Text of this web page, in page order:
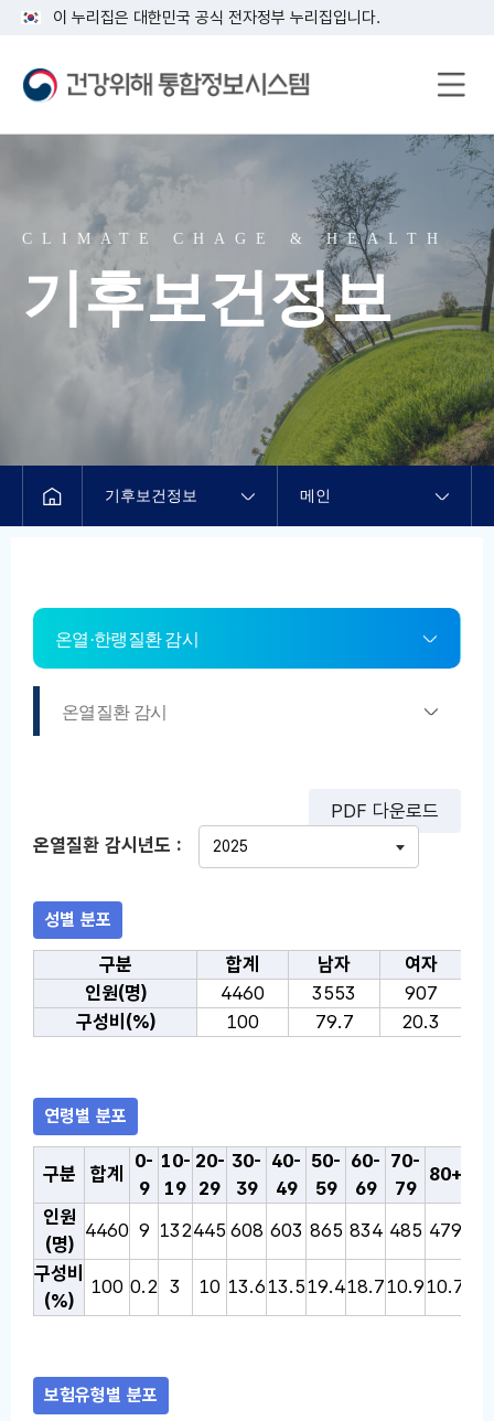
이 누리집은 대한민국 공식 전자정부 누리집입니다.
건
강
위
정
스
CLIMATE CHAGE & HEALTH
기후보건정보
기후보건정보 메인
온열·한랭질환 감시
온열질환 감시
PDF 다운로드
온열질환 감시년도 :
성별 분포
성별 분포 통계표: 온열질환 감시 통계표로, 선택한 연도의
구분 합계 남자
여자
인원(명)
4460 3553
907
구성비(%)
100 79.7 20.3
연령별 분포
연령별 분포 통계표: 온열질환 감시 통계표로, 선택한 연도의
구분 합계
0-
9
10-
19
20-
29
30-
39
40-
49
50-
59
60-
69
70-
79
80+
인원
(명)
4460 9 132445 608 603 865 834 485 479
구성비
(%)
100 0.2 3 10 13.6 13.5 19.418.7 10.9 10.7
보험유형별 분포